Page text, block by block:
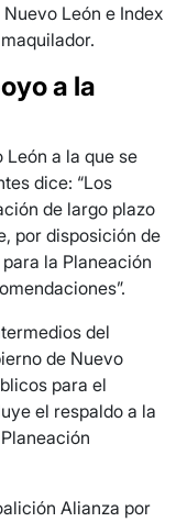
León e Index
a la
a la que se
dice: “Los
de largo plazo
por disposición de
la Planeación
del
de Nuevo
para el
el respaldo a la
Alianza por